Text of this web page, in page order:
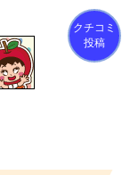
クチコミ
投稿